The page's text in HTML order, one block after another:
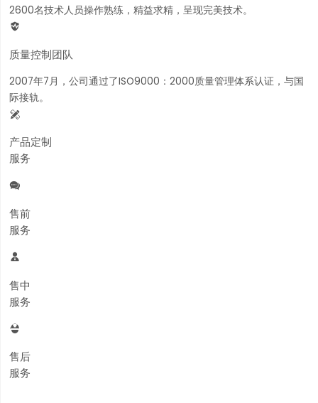
2600名技术人员操作熟练，精益求精，呈现完美技术。

质量控制团队
2007年7月，公司通过了ISO9000：2000质量管理体系认证，与国
际接轨。

产品定制
服务

售前
服务

售中
服务

售后
服务